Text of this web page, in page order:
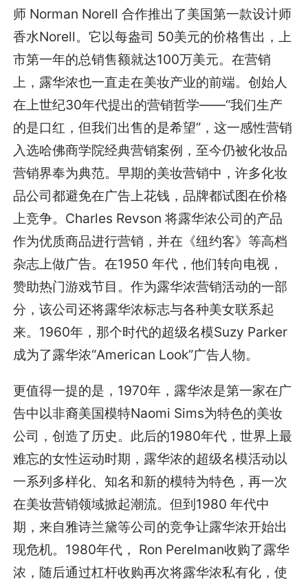
师 Norman Norell 合作推出了美国第一款设计师
香水Norell。它以每盎司 50美元的价格售出，上
市第一年的总销售额就达100万美元。在营销
上，露华浓也一直走在美妆产业的前端。创始人
在上世纪30年代提出的营销哲学——“我们生产
的是口红，但我们出售的是希望”，这一感性营销
入选哈佛商学院经典营销案例，至今仍被化妆品
营销界奉为典范。早期的美妆营销中，许多化妆
品公司都避免在广告上花钱，品牌都试图在价格
上竞争。Charles Revson 将露华浓公司的产品
作为优质商品进行营销，并在《纽约客》等高档
杂志上做广告。在1950 年代，他们转向电视，
赞助热门游戏节目。作为露华浓营销活动的一部
分，该公司还将露华浓标志与各种美女联系起
来。1960年，那个时代的超级名模Suzy Parker
成为了露华浓“American Look”广告人物。
更值得一提的是，1970年，露华浓是第一家在广
告中以非裔美国模特Naomi Sims为特色的美妆
公司，创造了历史。此后的1980年代，世界上最
难忘的女性运动时期，露华浓的超级名模活动以
一系列多样化、知名和新的模特为特色，再一次
在美妆营销领域掀起潮流。但到1980 年代中
期，来自雅诗兰黛等公司的竞争让露华浓开始出
现危机。1980年代， Ron Perelman收购了露华
浓，随后通过杠杆收购再次将露华浓私有化，使